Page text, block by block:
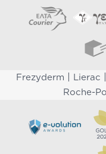
Frezyderm Lierac
Roche-